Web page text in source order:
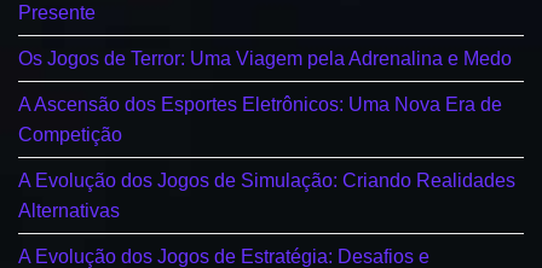
Presente
Os Jogos de Terror: Uma Viagem pela Adrenalina e Medo
A Ascensão dos Esportes Eletrônicos: Uma Nova Era de
Competição
A Evolução dos Jogos de Simulação: Criando Realidades
Alternativas
A Evolução dos Jogos de Estratégia: Desafios e